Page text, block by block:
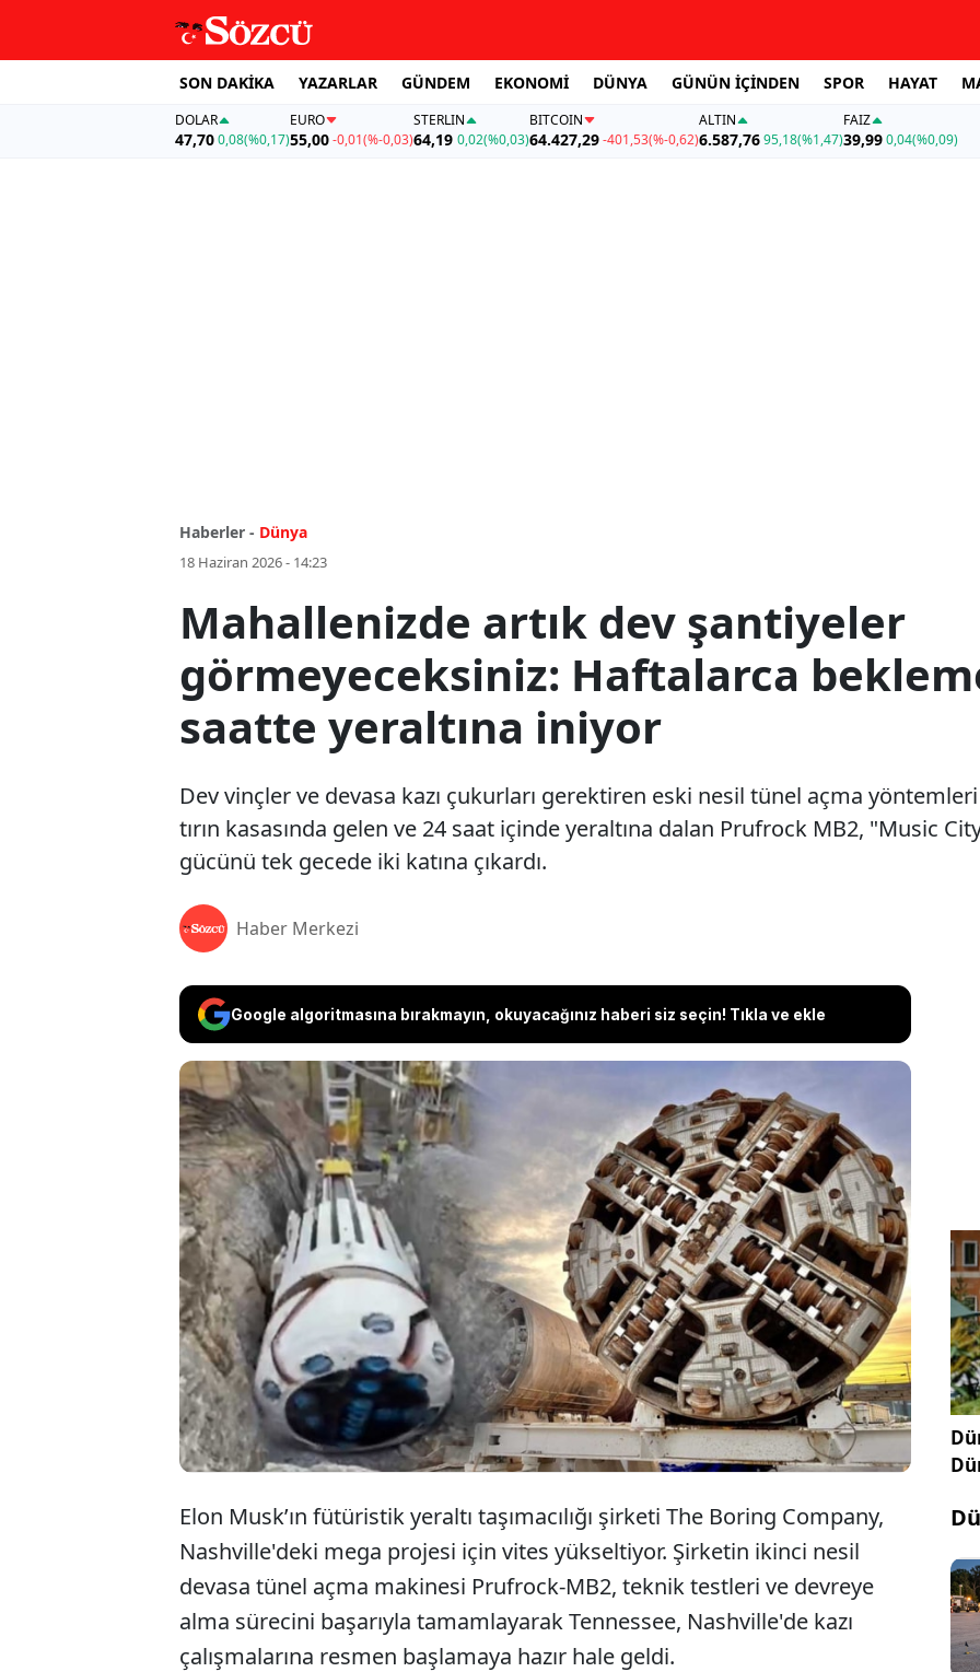
SON DAKİKA YAZARLAR GÜNDEM EKONOMİ DÜNYA GÜNÜN İÇİNDEN SPOR HAYAT
DOLAR
47,700,08(%0,17)
EURO
55,00 -0,01(%-0,03)
STERLIN
64,19 0,02(%0,03)
BITCOIN
64.427,29-401,53(%-0,62)
ALTIN
6.587,7695,18(%1,47)
FAİZ
39,990,04(%0,09)
Haberler - Dünya
18 Haziran 2026 - 14:23
Mahallenizde artık dev şantiyeler
görmeyeceksiniz: Haftalarca
saatte yeraltına iniyor
Dev vinçler ve devasa kazı çukurları gerektiren eski nesil tünel açma
tırın kasasında gelen ve 24 saat içinde yeraltına dalan Prufrock MB2, "Music
gücünü tek gecede iki katına çıkardı.
Haber Merkezi
Google algoritmasına bırakmayın, okuyacağınız haberi siz seçin! Tıkla ve ekle
Dev vinçler ve devasa kazı çukurları gerektiren eski nesil tünel
açma yöntemleri rafa kalkıyor. Nashville'de bir tırın kasasında
gelen ve 24 saat içinde yeraltına dalan Prufrock MB2, "Music City
Loop" projesindeki kazı gücünü tek gecede iki katına çıkardı.
Elon Musk’ın fütüristik yeraltı taşımacılığı şirketi The Boring Company,
Nashville'deki mega projesi için vites yükseltiyor. Şirketin ikinci nesil
devasa tünel açma makinesi Prufrock-MB2, teknik testleri ve devreye
alma sürecini başarıyla tamamlayarak Tennessee, Nashville'de kazı
çalışmalarına resmen başlamaya hazır hale geldi.